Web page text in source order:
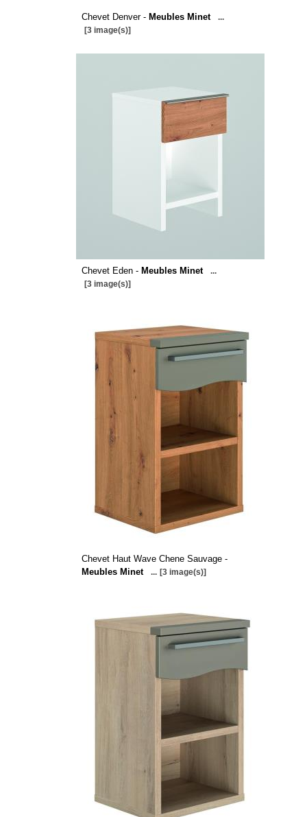
Chevet Denver - Meubles Minet
...
[3 image(s)]
Chevet Eden - Meubles Minet
...
[3 image(s)]
Chevet Haut Wave Chene Sauvage -
Meubles Minet
... [3 image(s)]